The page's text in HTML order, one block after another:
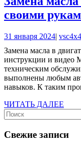
все
своими
своими
31 января 202431
2024
|
Замена масла в двигателе ВАЗ 2106 своими руками:
инструкции и видео
техническим
выполнены любым
навыков. К таким
ЧИТАТЬ ДАЛЕЕ
Найти:
Свежие записи